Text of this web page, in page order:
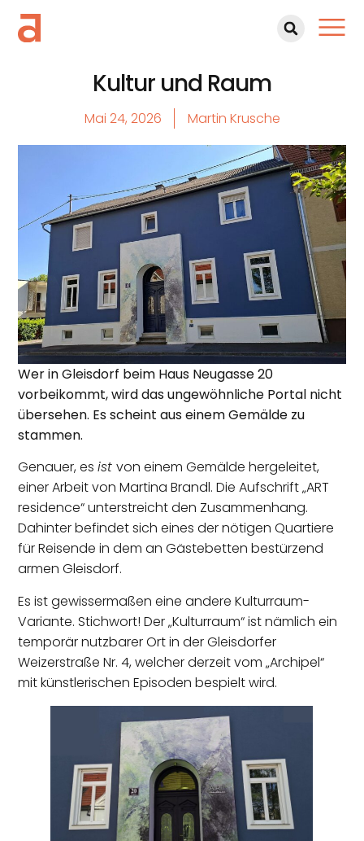
Kultur und Raum
Mai 24, 2026 Martin Krusche
Wer in Gleisdorf beim Haus Neugasse 20
vorbeikommt, wird das ungewöhnliche Portal nicht
übersehen. Es scheint aus einem Gemälde zu
stammen.
Genauer, esistvon einem Gemälde hergeleitet,
einer Arbeit von Martina Brandl. Die Aufschrift „ART
residence“ unterstreicht den Zusammenhang.
Dahinter befindet sich eines der nötigen Quartiere
für Reisende in dem an Gästebetten bestürzend
armen Gleisdorf.
Es ist gewissermaßen eine andere Kulturraum-
Variante. Stichwort! Der „Kulturraum“ ist nämlich ein
temporär nutzbarer Ort in der Gleisdorfer
Weizerstraße Nr. 4, welcher derzeit vom „Archipel“
mit künstlerischen Episoden bespielt wird.